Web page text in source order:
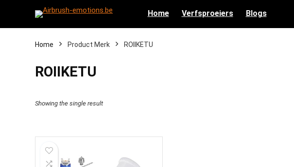
Home Verfsproeiers Blogs
Home Product Merk ‎ROIIKETU
‎ROIIKETU
Showing the single result